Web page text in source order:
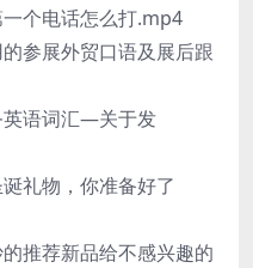
个电话怎么打.mp4
参展外贸口语及展后跟
英语词汇—关于发
礼物，你准备好了
推荐新品给不感兴趣的